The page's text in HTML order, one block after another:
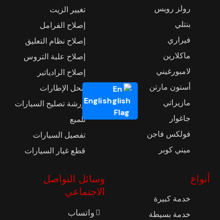
English
رولز رويس
بنتلي
فيراري
ماكلارين
لامبورغيني
أستون مارتن
مازيراتي
جاغوار
فولكس فاجن
ميني كوبر
تغيير الزيت
إصلاح الفرامل
إصلاح نظام التعليق
إصلاح علبة التروس
إصلاح الرادياتير
محل الإطارات
ورشة تصليح السيارات
تلميع
تفصيل السيارات
قطع غيار السيارات
أنواع
خدمة كبيرة
خدمة بسيطة
وسائل التواصل
الاجتماعي
واتساب